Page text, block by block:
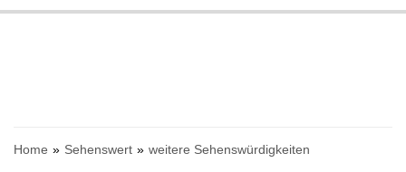
Home Sehenswert weitere Sehenswürdigkeiten